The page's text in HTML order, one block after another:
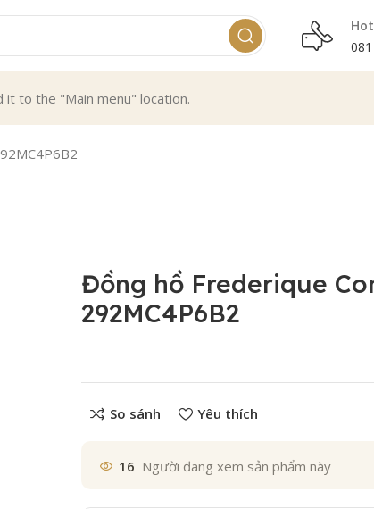
it to the "Main menu" location.
Đồng hồ Frederique
292MC4P6B2
So sánh Yêu thích
16 Người đang xem sản phẩm này